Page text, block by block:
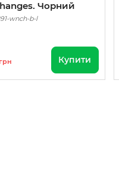
Чорний
wnch-b-l
грн Купити